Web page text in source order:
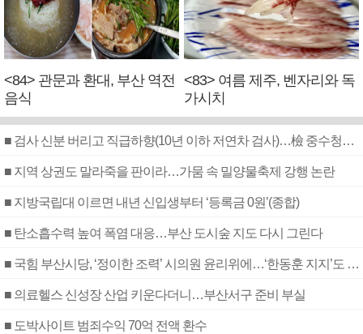
<84> 관문과 환대, 부산 역전
음식
<83> 여름 제주, 벤자리와 독
가시치
■ 검사 신분 버리고 직급하향(10년 이하 저연차 검사)…檢 중수청행 기피
■ 지역 상권도 말라죽을 판이라…가뭄 속 밀양물축제 강행 논란
■ 지방국립대 이르면 내년 신입생부터 ‘등록금 0원’(종합)
■ 탄소흡수력 높여 폭염 대응…부산 도시숲 지도 다시 그린다
■ 국힘 부산시당, ‘정이한 조력’ 시의원 윤리위에…‘한동훈 지지’도 신고접수
■ 의료헬스 신성장 산업 키운다더니…부산서구 준비 부실
■ 도박사이트 범죄수익 70억 전액 환수